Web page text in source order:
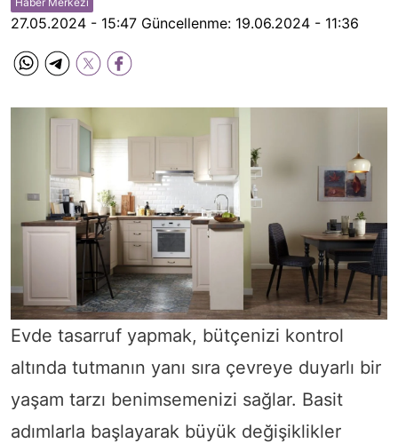
27.05.2024 - 15:47 Güncellenme: 19.06.2024 - 11:36
Evde tasarruf yapmak, bütçenizi kontrol
altında tutmanın yanı sıra çevreye duyarlı bir
yaşam tarzı benimsemenizi sağlar. Basit
adımlarla başlayarak büyük değişiklikler